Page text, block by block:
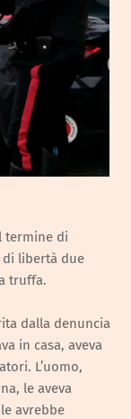
termine di
libertà due
truffa.
dalla denuncia
in casa, aveva
L’uomo,
le aveva
avrebbe